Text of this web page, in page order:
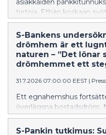
asiakkaiden
tietoja. Ethän koskaan
korttitietojasi sivustolle,
sähköpostitse,
S-Bankens
drömhem är ett
naturen – ”Det lönar
drömhemmet ett
31.7.2026 07:00:00 EEST |
Ett egnahemshus
överlägsna bostadsdröm.
uppger att deras
om förtätning av städerna
S-Pankin tutkimus: